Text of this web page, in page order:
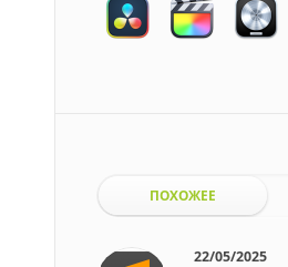
ПОХОЖЕЕ
22/05/2025